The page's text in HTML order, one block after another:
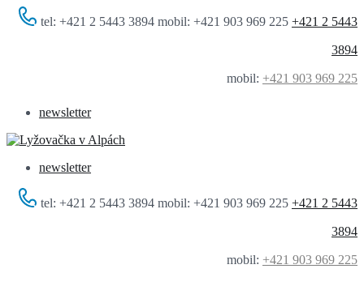
tel: +421 2 5443 3894 mobil: +421 903 969 225 +421 2 5443
3894
mobil: +421 903 969 225
newsletter
newsletter
tel: +421 2 5443 3894 mobil: +421 903 969 225 +421 2 5443
3894
mobil: +421 903 969 225